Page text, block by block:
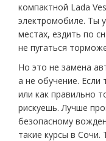
компактной Lada
электромобиле. Ты
местах, ездить по
не пугаться
Но это не замена
а не обучение. Если
или как правильно
рискуешь. Лучше
безопасному
такие курсы в